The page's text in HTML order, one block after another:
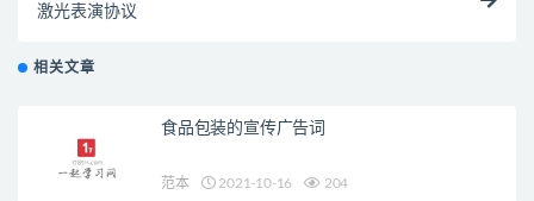
激光表演协议
相关文章
食品包装的宣传广告词
范本 2021-10-16 204